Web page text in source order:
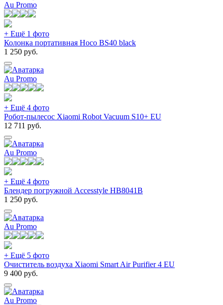
Au Promo
+ Ещё 1 фото
Колонка портативная Hoco BS40 black
1 250 руб.
Au Promo
+ Ещё 4 фото
Робот-пылесос Xiaomi Robot Vacuum S10+ EU
12 711 руб.
Au Promo
+ Ещё 4 фото
Блендер погружной Accesstyle HB8041B
1 250 руб.
Au Promo
+ Ещё 5 фото
Очиститель воздуха Xiaomi Smart Air Purifier 4 EU
9 400 руб.
Au Promo